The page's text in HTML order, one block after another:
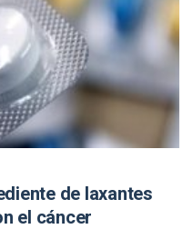
de laxantes
el cáncer